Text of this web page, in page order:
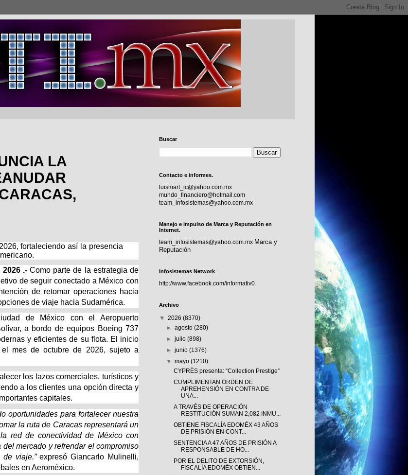
LA
fortaleciendo así la presencia
.-Como parte de la estrategia de
de seguir conectado a México con
de retomar operaciones hacia
de viaje hacia Sudamérica.
de México con el Aeropuerto
a bordo de equipos Boeing 737
y eficientes de su flota. El inicio
mes de octubre de 2026, sujeto a
los lazos comerciales, turísticos y
a los clientes una opción directa y
capitales.
oportunidades para fortalecer nuestra
la ruta de Caracas representará un
red de conectividad de México con
mercado y refrendar el compromiso
de viaje.”expresó Giancarlo Mulinelli,
en Aeroméxico.
Buscar
Contacto e informes.
luismart_ic@yahoo.com.mx
mundo_financiero@hotmail.com
team_infosistemas@yahoo.com.mx
Manejo e impulso de Marca y Reputación en
Internet.
team_infosistemas@yahoo.com.mx Marca y
Reputación
Infosistemas Network
http://www.facebook.com/informativ0
Archivo
▼ 2026 (8370)
►agosto(280)
►julio(898)
►junio(1376)
▼mayo(1210)
CYPRÈS presenta: “Collection Prestige”
CUMPLIMENTAN ORDEN DE
APREHENSIÓN EN CONTRA DE
UNA...
A TRAVÉS DE OPERACIÓN
RESTITUCIÓN SUMAN 2,082 INMU...
OBTIENE FISCALÍA EDOMÉX 43 AÑOS
DE PRISIÓN EN CONT...
SENTENCIA A 47 AÑOS DE PRISIÓN A
RESPONSABLE DE HO...
POR EL DELITO DE EXTORSIÓN,
FISCALÍA EDOMÉX OBTIEN...